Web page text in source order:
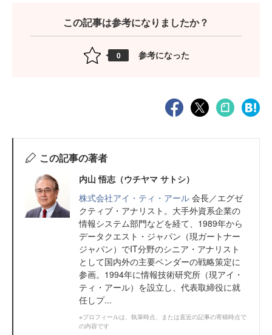
この記事は参考になりましたか？
0 参考になった
この記事の著者
内山 悟志（ウチヤマ サトシ）
株式会社アイ・ティ・アール 会長／エグゼ
クティブ・アナリスト。大手外資系企業の
情報システム部門などを経て、1989年から
データクエスト・ジャパン（現ガートナー
ジャパン）でIT分野のシニア・アナリスト
として国内外の主要ベンダーの戦略策定に
参画。1994年に情報技術研究所（現アイ・
ティ・アール）を設立し、代表取締役に就
任しプ...
※プロフィールは、執筆時点、または直近の記事の寄稿時点で
の内容です